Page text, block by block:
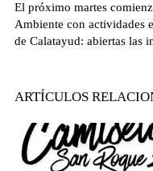
El próximo martes
Ambiente con actividades
de Calatayud: abiertas las
ARTÍCULOS